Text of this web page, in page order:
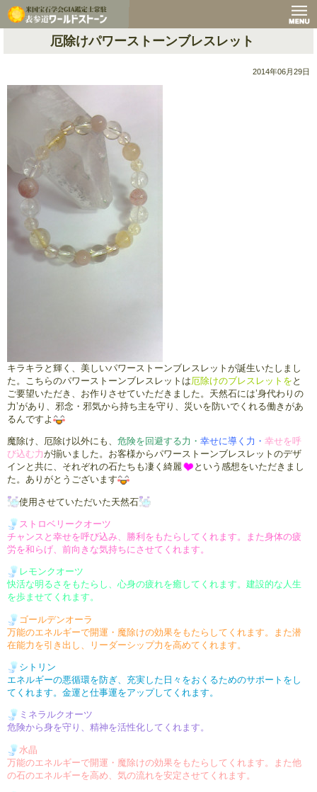
厄除けパワーストーンブレスレット
2014年06月29日
キラキラと輝く、美しいパワーストーンブレスレットが誕生いたしまし
た。こちらのパワーストーンブレスレットは厄除けのブレスレットを と
ご要望いただき、お作りさせていただきました。天然石には’身代わりの
力’があり、邪念・邪気から持ち主を守り、災いを防いでくれる働きがあ
るんですよ
魔除け、厄除け以外にも、 危険を回避する力・ 幸せに導く力・ 幸せを呼
び込む力が揃いました。お客様からパワーストーンブレスレットのデザ
インと共に、それぞれの石たちも凄く綺麗
という感想をいただきまし
た。ありがとうございます
使用させていただいた天然石
ストロベリークオーツ
チャンスと幸せを呼び込み、勝利を もたらしてくれます。
また身体の疲
労を和らげ、前向きな気持ちにさせてくれます。
レモンクオーツ
快活な明るさをもたらし、心身の疲れを癒してくれます。 建設的な人生
を歩ませてくれます。
ゴールデンオーラ
万能のエネルギーで開運・魔除けの効果をもたらしてくれます。
また潜
在能力を引き出し、リーダーシップ力を高めてくれます。
シトリン
エネルギーの悪循環を防ぎ、充実した日々をおくるためのサポートを し
てくれます。 金運と仕事運をアップしてくれます。
ミネラルクオーツ
危険から身を守り、精神を活性化 してくれます。
水晶
万能のエネルギーで開運・魔除けの効果をもたらしてくれます。
また他
の石のエネルギーを高め、 気の流れを安定させてくれます。